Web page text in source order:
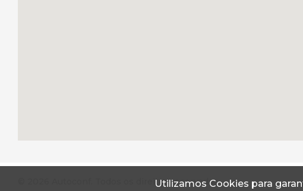
Utilizamos Cookies para
© 2026 Autoconf. Todos os direitos reservados.